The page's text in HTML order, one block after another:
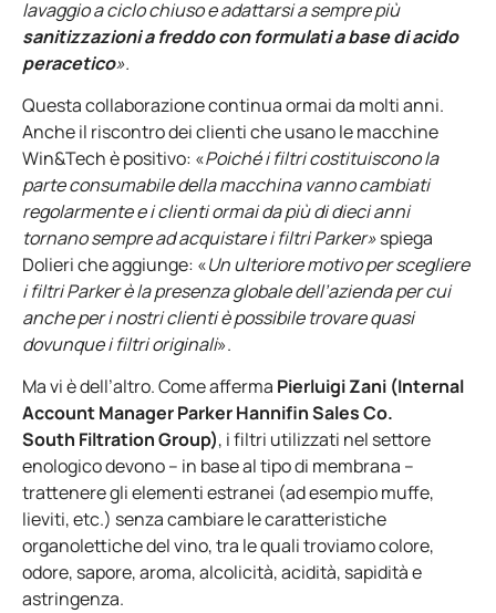
lavaggio a ciclo chiuso e adattarsi a sempre più
sanitizzazioni a freddo con formulati a base di acido
peracetico».
Questa collaborazione continua ormai da molti anni.
Anche il riscontro dei clienti che usano le macchine
Win&Tech è positivo: «Poiché i filtri costituiscono la
parte consumabile della macchina vanno cambiati
regolarmente e i clienti ormai da più di dieci anni
tornano sempre ad acquistare i filtri Parker»spiega
Dolieri che aggiunge: «Un ulteriore motivo per scegliere
i filtri Parker è la presenza globale dell’azienda per cui
anche per i nostri clienti è possibile trovare quasi
dovunque i filtri originali».
Ma vi è dell’altro. Come afferma Pierluigi Zani (Internal
Account Manager Parker Hannifin Sales Co.
South Filtration Group), i filtri utilizzati nel settore
enologico devono – in base al tipo di membrana –
trattenere gli elementi estranei (ad esempio muffe,
lieviti, etc.) senza cambiare le caratteristiche
organolettiche del vino, tra le quali troviamo colore,
odore, sapore, aroma, alcolicità, acidità, sapidità e
astringenza.